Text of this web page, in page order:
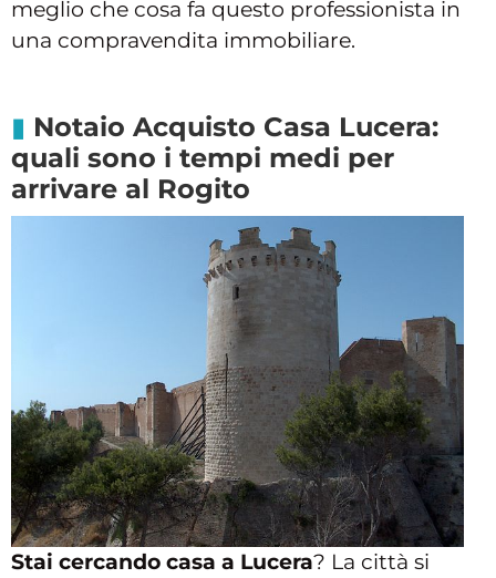
meglio che cosa fa questo professionista in
una compravendita immobiliare.
Notaio Acquisto Casa Lucera:
quali sono i tempi medi per
arrivare al Rogito
Stai cercando casa a Lucera? La città si